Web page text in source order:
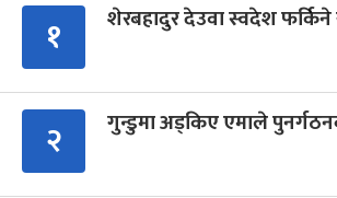
१ शेरबहादुर देउवा स्वदेश फर्किने
२ गुन्डुमा अड्किए एमाले